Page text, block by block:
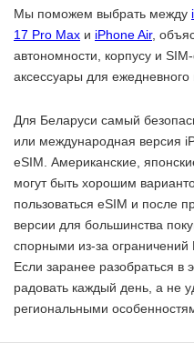
Мы поможем выбрать между
17 Pro Max и iPhone Air,
автономности, корпусу и
аксессуары для ежедневного
Для Беларуси самый
или международная версия
eSIM. Американские,
могут быть хорошим
пользоваться eSIM и после
версии для большинства
спорными из-за
Если заранее разобраться в
радовать каждый день, а не
региональными